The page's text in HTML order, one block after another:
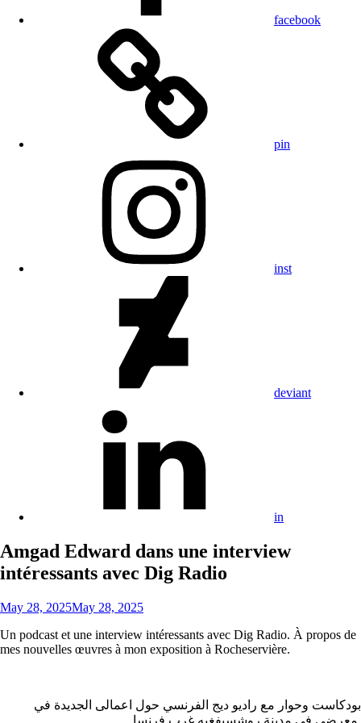
facebook
pin
inst
deviant
in
Amgad Edward dans une interview
intéressants avec Dig Radio
May 28, 2025May 28, 2025
Un podcast et une interview intéressants avec Dig Radio. À propos de
mes nouvelles œuvres à mon exposition à Rocheservière.
بودكاست وحوار مع راديو ديج الفرنسي حول اعمالى الجديدة في